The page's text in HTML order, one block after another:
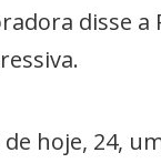
disse
de hoje, 24,